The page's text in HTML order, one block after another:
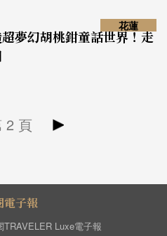
夢幻胡桃鉗童話世界！走
花蓮
2 頁
電子報
TRAVELER Luxe電子報